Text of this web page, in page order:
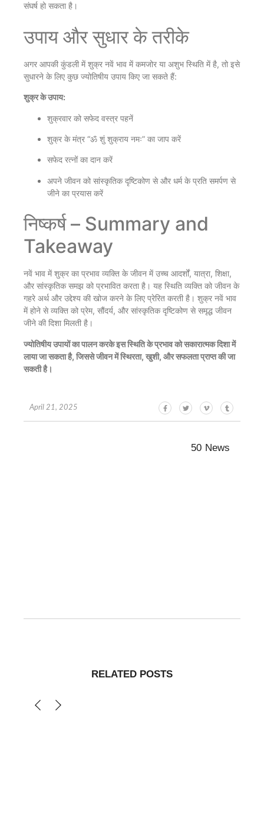
संघर्ष हो सकता है।
उपाय और सुधार के तरीके
अगर आपकी कुंडली में शुक्र नवें भाव में कमजोर या अशुभ स्थिति में है, तो इसे
सुधारने के लिए कुछ ज्योतिषीय उपाय किए जा सकते हैं:
शुक्र के उपाय:
शुक्रवार को सफेद वस्त्र पहनें
शुक्र के मंत्र “ॐ शुं शुक्राय नमः” का जाप करें
सफेद रत्नों का दान करें
अपने जीवन को सांस्कृतिक दृष्टिकोण से और धर्म के प्रति समर्पण से
जीने का प्रयास करें
निष्कर्ष – Summary and
Takeaway
नवें भाव में शुक्र का प्रभाव व्यक्ति के जीवन में उच्च आदर्शों, यात्रा, शिक्षा,
और सांस्कृतिक समझ को प्रभावित करता है। यह स्थिति व्यक्ति को जीवन के
गहरे अर्थ और उद्देश्य की खोज करने के लिए प्रेरित करती है। शुक्र नवें भाव
में होने से व्यक्ति को प्रेम, सौंदर्य, और सांस्कृतिक दृष्टिकोण से समृद्ध जीवन
जीने की दिशा मिलती है।
ज्योतिषीय उपायों का पालन करके इस स्थिति के प्रभाव को सकारात्मक दिशा में
लाया जा सकता है, जिससे जीवन में स्थिरता, खुशी, और सफलता प्राप्त की जा
सकती है।
April 21, 2025
50 News
RELATED POSTS